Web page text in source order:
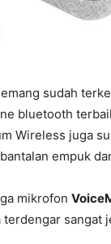
sudah
bluetooth
Wireless juga
empuk
mikrofon
terdengar sangat